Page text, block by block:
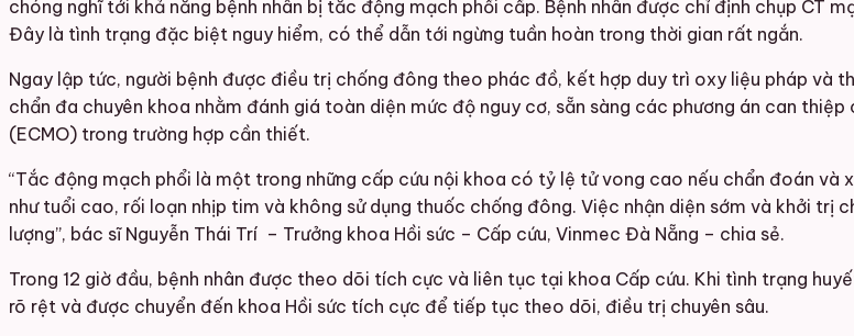
chóng nghĩ tới khả năng bệnh nhân bị tắc động mạch phổi cấp. Bệnh nhân được chỉ định chụp CT
Đây là tình trạng đặc biệt nguy hiểm, có thể dẫn tới ngừng tuần hoàn trong thời gian rất ngắn.
Ngay lập tức, người bệnh được điều trị chống đông theo phác đồ, kết hợp duy trì oxy liệu pháp và
chẩn đa chuyên khoa nhằm đánh giá toàn diện mức độ nguy cơ, sẵn sàng các phương án can
(ECMO) trong trường hợp cần thiết.
“Tắc động mạch phổi là một trong những cấp cứu nội khoa có tỷ lệ tử vong cao nếu chẩn đoán và
như tuổi cao, rối loạn nhịp tim và không sử dụng thuốc chống đông. Việc nhận diện sớm và khởi
lượng”, bác sĩ Nguyễn Thái Trí – Trưởng khoa Hồi sức – Cấp cứu, Vinmec Đà Nẵng – chia sẻ.
Trong 12 giờ đầu, bệnh nhân được theo dõi tích cực và liên tục tại khoa Cấp cứu. Khi tình trạng
rõ rệt và được chuyển đến khoa Hồi sức tích cực để tiếp tục theo dõi, điều trị chuyên sâu.